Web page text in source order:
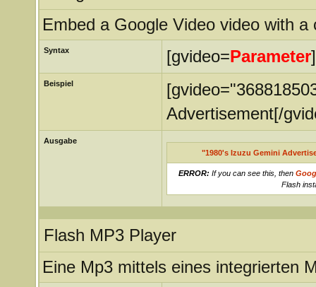
Embed a Google Video video with a
Syntax [gvideo=Parameter]
Beispiel
Advertisement[/
Ausgabe
"1980's Izuzu Gemini
ERROR: If you can see this, then
Flash
Flash MP3 Player
Eine Mp3 mittels eines integrierten